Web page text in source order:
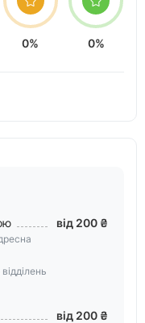
0% 0%
від 200 ₴
від 200 ₴